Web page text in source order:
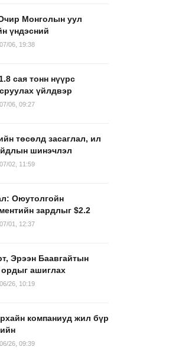
Монголын уул
үндэсний
06, 19:38
сая тонн нүүрс
үйлдвэр
06, 09:27
төсөлд засаглал, ил
шинэчлэл
02, 11:59
Оюутолгойн
зардлыг $2.2
01, 12:37
Эрээн Баавгайтын
ашиглах
26, 10:19
компаниуд жил бүр
26, 09:39